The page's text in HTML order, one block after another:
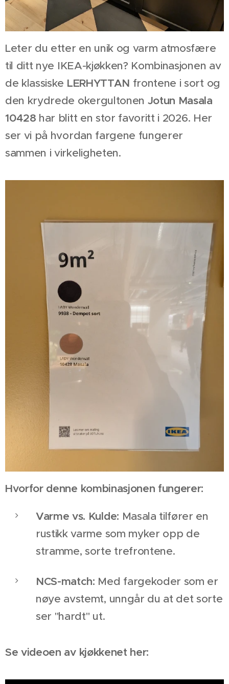
Leter du etter en unik og varm atmosfære
til ditt nye IKEA-kjøkken? Kombinasjonen av
de klassiske LERHYTTAN frontene i sort og
den krydrede okergultonen Jotun Masala
10428 har blitt en stor favoritt i 2026. Her
ser vi på hvordan fargene fungerer
sammen i virkeligheten.
Hvorfor denne kombinasjonen fungerer:
Varme vs. Kulde: Masala tilfører en
rustikk varme som myker opp de
stramme, sorte trefrontene.
NCS-match: Med fargekoder som er
nøye avstemt, unngår du at det sorte
ser "hardt" ut.
Se videoen av kjøkkenet her: